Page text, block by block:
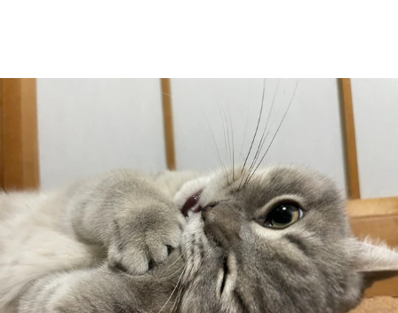
一人遊びする姿がかわいい＝いわし先生さん